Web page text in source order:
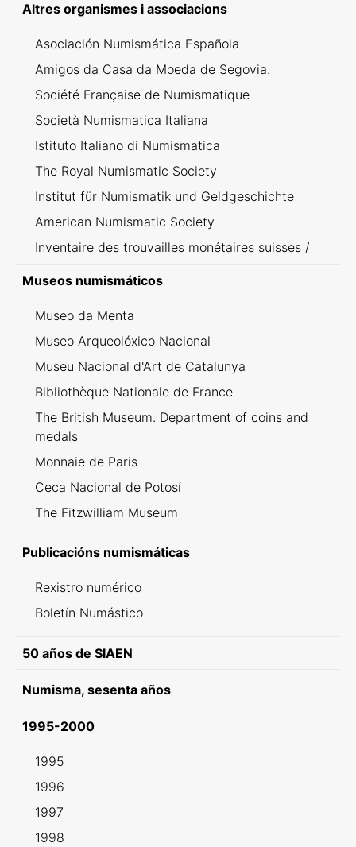
Altres organismes i associacions
Asociación Numismática Española
Amigos da Casa da Moeda de Segovia.
Société Française de Numismatique
Società Numismatica Italiana
Istituto Italiano di Numismatica
The Royal Numismatic Society
Institut für Numismatik und Geldgeschichte
American Numismatic Society
Inventaire des trouvailles monétaires suisses /
Museos numismáticos
Museo da Menta
Museo Arqueolóxico Nacional
Museu Nacional d'Art de Catalunya
Bibliothèque Nationale de France
The British Museum. Department of coins and
medals
Monnaie de Paris
Ceca Nacional de Potosí
The Fitzwilliam Museum
Publicacións numismáticas
Rexistro numérico
Boletín Numástico
50 años de SIAEN
Numisma, sesenta años
1995-2000
1995
1996
1997
1998